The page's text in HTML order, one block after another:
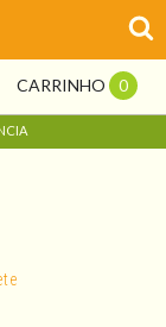
CARRINHO 0